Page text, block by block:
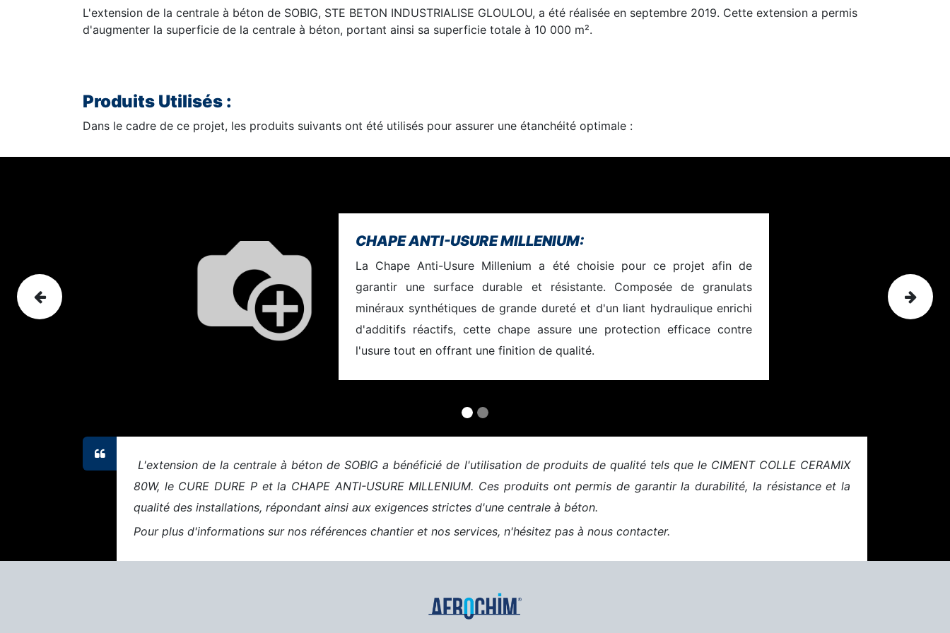
L'extension de la centrale à béton de SOBIG, STE BETON INDUSTRIALISE GLOULOU, a été réalisée en septembre 2019. Cette extension a permis
d'augmenter la superficie de la centrale à béton, portant ainsi sa superficie totale à 10 000 m².
Produits Utilisés :
Dans le cadre de ce projet, les produits suivants ont été utilisés pour assurer une étanchéité optimale :
CHAPE ANTI-USURE MILLENIUM:
La Chape Anti-Usure Millenium a été choisie pour ce projet afin de
garantir une surface durable et résistante. Composée de granulats
minéraux synthétiques de grande dureté et d'un liant hydraulique enrichi
d'additifs réactifs, cette chape assure une protection efficace contre
l'usure tout en offrant une finition de qualité.
Précédent Suivant
L'extension de la centrale à béton de SOBIG a bénéficié de l'utilisation de produits de qualité tels que le CIMENT COLLE CERAMIX
80W, le CURE DURE P et la CHAPE ANTI-USURE MILLENIUM. Ces produits ont permis de garantir la durabilité, la résistance et la
qualité des installations, répondant ainsi aux exigences strictes d'une centrale à béton.
Pour plus d'informations sur nos références chantier et nos services, n'hésitez pas à nous contacter.